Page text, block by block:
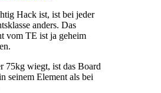
Hack ist, ist bei jeder
anders. Das
vom TE ist ja geheim
75kg wiegt, ist das Board
seinem Element als bei